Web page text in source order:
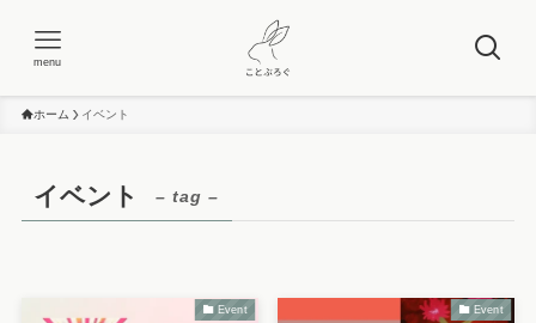
menu
ホーム イベント
イベント – tag –
Event Event